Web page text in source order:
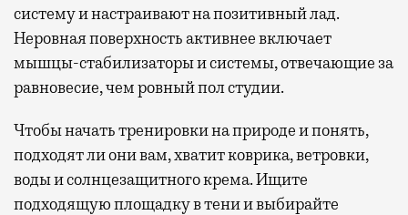
систему и настраивают на позитивный лад.
Неровная поверхность активнее включает
мышцы-стабилизаторы и системы, отвечающие за
равновесие, чем ровный пол студии.
Чтобы начать тренировки на природе и понять,
подходят ли они вам, хватит коврика, ветровки,
воды и солнцезащитного крема. Ищите
подходящую площадку в тени и выбирайте